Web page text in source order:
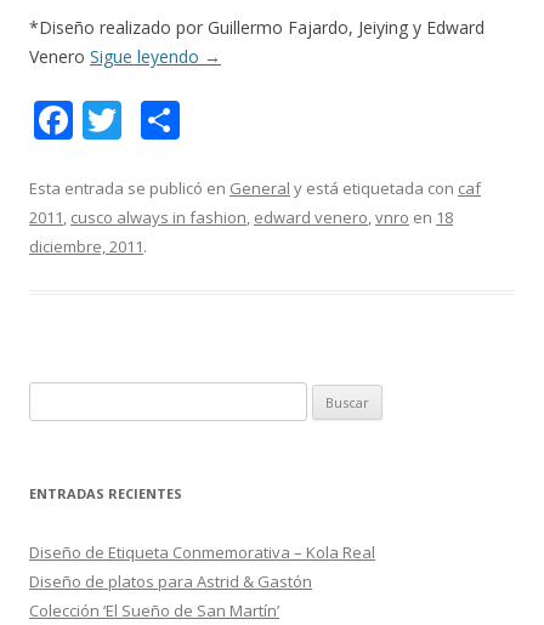
*Diseño realizado por Guillermo Fajardo, Jeiying y Edward
Venero Sigue leyendo →
F
e
b
T
itt
er
m
p
Esta entrada se publicó en General y está etiquetada con caf
2011, cusco always in fashion, edward venero,vnro en 18
diciembre, 2011.
u
c
r
:
ENTRADAS RECIENTES
Diseño de Etiqueta Conmemorativa – Kola Real
Diseño de platos para Astrid & Gastón
Colección ‘El Sueño de San Martín’